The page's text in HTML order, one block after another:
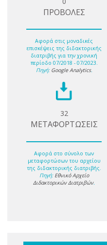
ΠΡΟΒΟΛΕΣ
Αφορά στις μοναδικές
επισκέψεις της διδακτορικής
διατριβής για την χρονική
περίοδο 07/2018 - 07/2023.
Πηγή: Google Analytics.
32
ΜΕΤΑΦΟΡΤΩΣΕΙΣ
Αφορά στο σύνολο των
μεταφορτώσων του αρχείου
της διδακτορικής διατριβής.
Πηγή: Εθνικό Αρχείο
Διδακτορικών Διατριβών.